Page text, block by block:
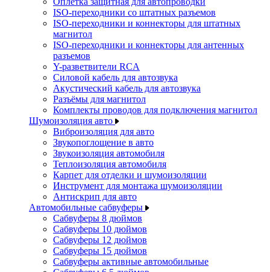
ISO-переходники со штатных разъемов
ISO-переходники и коннекторы для штатных
магнитол
ISO-переходники и коннекторы для антенных
разъемов
Y-разветвители RCA
Силовой кабель для автозвука
Акустический кабель для автозвука
Разъёмы для магнитол
Комплекты проводов для подключения магнитол
Шумоизоляция авто
Виброизоляция для авто
Звукопоглощение в авто
Звукоизоляция автомобиля
Теплоизоляция автомобиля
Карпет для отделки и шумоизоляции
Инструмент для монтажа шумоизоляции
Антискрип для авто
Автомобильные сабвуферы
Сабвуферы 8 дюймов
Сабвуферы 10 дюймов
Сабвуферы 12 дюймов
Сабвуферы 15 дюймов
Сабвуферы активные автомобильные